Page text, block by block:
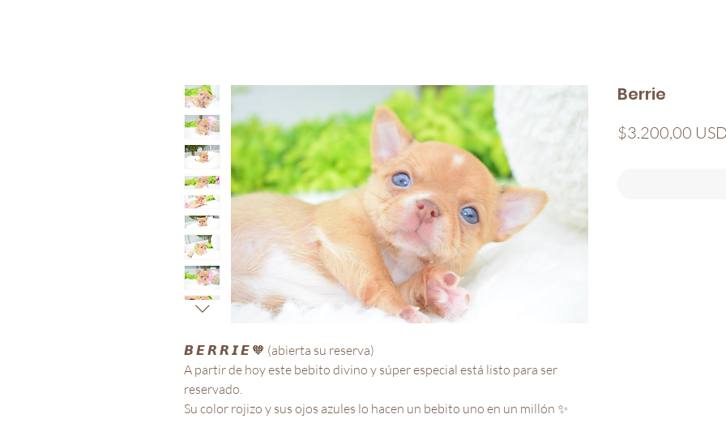
𝘽 𝙀 𝙍 𝙍 𝙄 𝙀 🧡 (abierta su reserva)
A partir de hoy este bebito divino y súper especial está listo para ser
reservado.
Su color rojizo y sus ojos azules lo hacen un bebito uno en un millón ✨
Berrie
$3.200,00 USD